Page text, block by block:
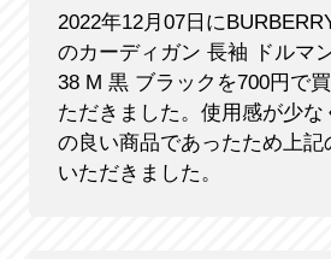
2022年12月07日に
のカーディガン 長袖 ドルマ
38 M 黒 ブラックを700円で
ただきました。使用感が少な
の良い商品であったため上記
いただきました。